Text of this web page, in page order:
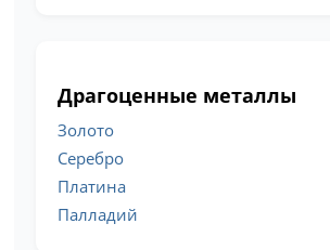
Драгоценные металлы
Золото
Серебро
Платина
Палладий